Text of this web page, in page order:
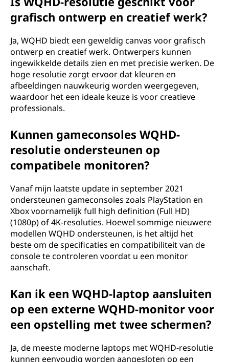
grafisch ontwerp en creatief werk?
Ja, WQHD biedt een geweldig canvas voor grafisch
ontwerp en creatief werk. Ontwerpers kunnen
ingewikkelde details zien en met precisie werken. De
hoge resolutie zorgt ervoor dat kleuren en
afbeeldingen nauwkeurig worden weergegeven,
waardoor het een ideale keuze is voor creatieve
professionals.
Kunnen gameconsoles WQHD-
resolutie ondersteunen op
compatibele monitoren?
Vanaf mijn laatste update in september 2021
ondersteunen gameconsoles zoals PlayStation en
Xbox voornamelijk full high definition (Full HD)
(1080p) of 4K-resoluties. Hoewel sommige nieuwere
modellen WQHD ondersteunen, is het altijd het
beste om de specificaties en compatibiliteit van de
console te controleren voordat u een monitor
aanschaft.
Kan ik een WQHD-laptop aansluiten
op een externe WQHD-monitor voor
een opstelling met twee schermen?
Ja, de meeste moderne laptops met WQHD-resolutie
kunnen eenvoudig worden aangesloten op een